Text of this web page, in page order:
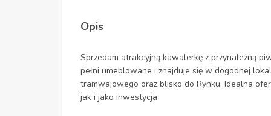
Opis
Sprzedam atrakcyjną kawalerkę z przynależną
pełni umeblowane i znajduje się w dogodnej
tramwajowego oraz blisko do Rynku. Idealna
jak i jako inwestycja.